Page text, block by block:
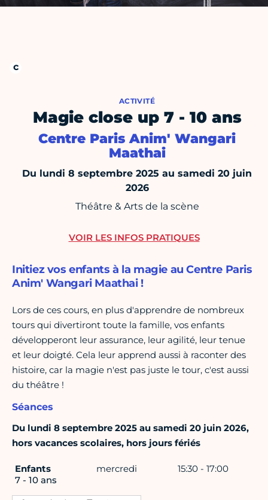
ACTIVITÉ
Magie close up 7 - 10 ans
Centre Paris Anim' Wangari
Maathai
Du lundi 8 septembre 2025 au samedi 20 juin
2026
Théâtre & Arts de la scène
Initiez vos enfants à la magie au Centre Paris
Anim' Wangari Maathai !
Lors de ces cours, en plus d'apprendre de nombreux
tours qui divertiront toute la famille, vos enfants
développeront leur assurance, leur agilité, leur tenue
et leur doigté. Cela leur apprend aussi à raconter des
histoire, car la magie n'est pas juste le tour, c'est aussi
du théâtre !
Séances
Du lundi 8 septembre 2025 au samedi 20 juin 2026,
hors vacances scolaires, hors jours fériés
Enfants
7 - 10 ans
mercredi 15:30 - 17:00
VOIR LES INFOS PRATIQUES